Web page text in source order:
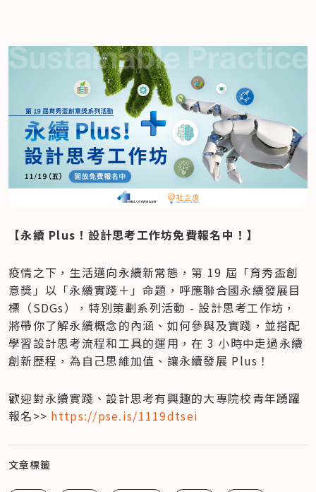
【永續 Plus！設計思考工作坊免費報名中！】
疫情之下，生活邁向永續新常態，第 19 屆「育秀盃創
意獎」以「永續實踐＋」命題，呼應聯合國永續發展目
標（SDGs），特別策劃系列活動 - 設計思考工作坊，
將帶你了解永續概念的內涵、如何參與及實踐，並搭配
學習設計思考流程和工具的運用，在 3 小時中走過永續
創新歷程，為自己思維加值、讓永續發展 Plus！
歡迎對永續實踐、設計思考有興趣的大專院校青年踴躍
報名>> https://pse.is/1119dtsei
文章標籤